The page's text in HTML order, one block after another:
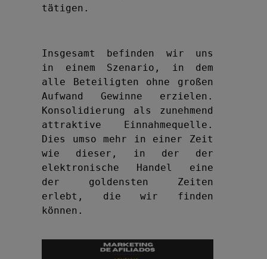
tätigen.
Insgesamt befinden wir uns
in einem Szenario, in dem
alle Beteiligten ohne großen
Aufwand Gewinne erzielen.
Konsolidierung als zunehmend
attraktive Einnahmequelle.
Dies umso mehr in einer Zeit
wie dieser, in der der
elektronische Handel eine
der goldensten Zeiten
erlebt, die wir finden
können.